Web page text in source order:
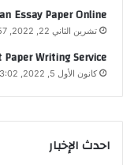
Essay Paper Online
تشرين الثاني 22, 2022, 9:57 م
Writing Service
كانون الأول 5, 2022, 3:02 م
احدث الإخبار